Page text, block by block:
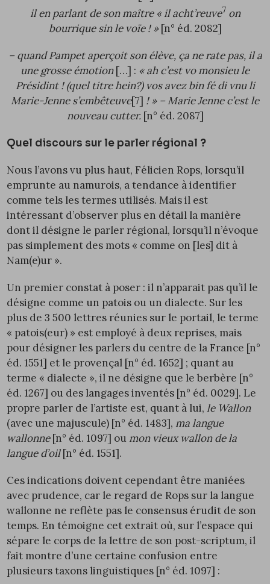
il en parlant de son maître « il acht’reuve7 on
bourrique sin le voïe ! »[n° éd. 2082]
– quand Pampet aperçoit son élève, ça ne rate pas, il a
une grosse émotion[…] : « ah c’est vo monsieu le
Présidint ! (quel titre hein?) vos avez bin fé di vnu li
Marie-Jenne s’embêteuve[7] ! » – Marie Jenne c’est le
nouveau cutter. [n° éd. 2087]
Quel discours sur le parler régional ?
Nous l’avons vu plus haut, Félicien Rops, lorsqu’il
emprunte au namurois, a tendance à identifier
comme tels les termes utilisés. Mais il est
intéressant d’observer plus en détail la manière
dont il désigne le parler régional, lorsqu’il n’évoque
pas simplement des mots « comme on [les] dit à
Nam(e)ur ».
Un premier constat à poser : il n’apparait pas qu’il le
désigne comme un patois ou un dialecte. Sur les
plus de 3 500 lettres réunies sur le portail, le terme
« patois(eur) » est employé à deux reprises, mais
pour désigner les parlers du centre de la France [n°
éd. 1551] et le provençal [n° éd. 1652] ; quant au
terme « dialecte », il ne désigne que le berbère [n°
éd. 1267] ou des langages inventés [n° éd. 0029]. Le
propre parler de l’artiste est, quant à lui,le Wallon
(avec une majuscule) [n° éd. 1483], ma langue
wallonne[n° éd. 1097] ou mon vieux wallon de la
langue d’oil[n° éd. 1551].
Ces indications doivent cependant être maniées
avec prudence, car le regard de Rops sur la langue
wallonne ne reflète pas le consensus érudit de son
temps. En témoigne cet extrait où, sur l’espace qui
sépare le corps de la lettre de son post-scriptum, il
fait montre d’une certaine confusion entre
plusieurs taxons linguistiques [n° éd. 1097] :